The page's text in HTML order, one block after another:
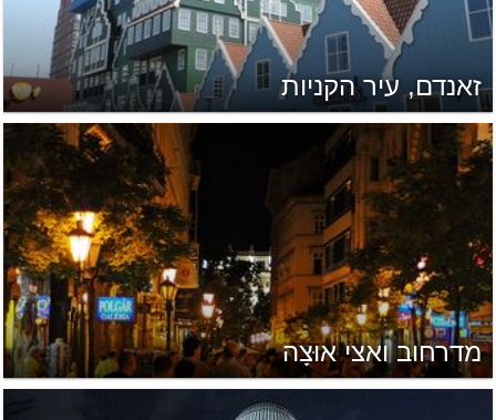
זאנדם, עיר הקניות
מדרחוב ואצי אוּצָה